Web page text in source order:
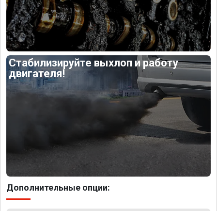
Стабилизируйте выхлоп и работу
двигателя!
Дополнительные опции: